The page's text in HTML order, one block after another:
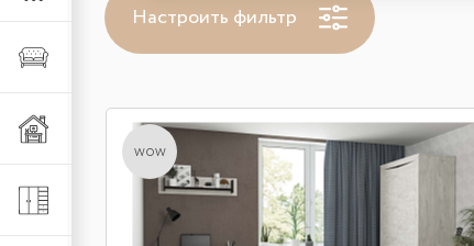
Мягкая
Мебель из металла
Шкафы и стеллажи
Настроить фильтр
wow